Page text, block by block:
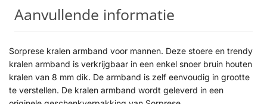
Aanvullende informatie
Sorprese kralen armband voor mannen. Deze stoere en trendy
kralen armband is verkrijgbaar in een enkel snoer bruin houten
kralen van 8 mm dik. De armband is zelf eenvoudig in grootte
te verstellen. De kralen armband wordt geleverd in een